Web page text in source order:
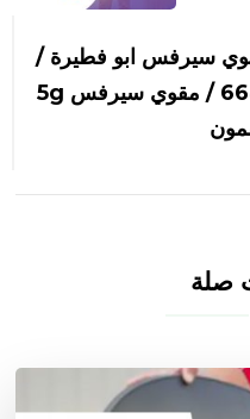
سيرفس ابو فطيرة /
66445532 / مقوي سيرفس 5g
صلة